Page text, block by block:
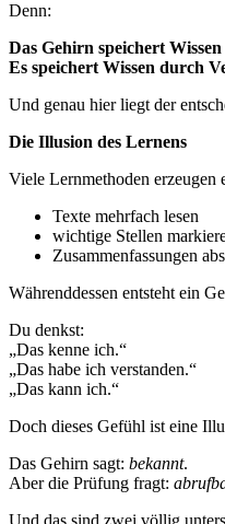
Denn:
Das Gehirn speichert
Es speichert Wissen durch
Und genau hier liegt der
Die Illusion des Lernens
Viele Lernmethoden erzeugen
Texte mehrfach lesen
wichtige Stellen
Zusammenfassungen
Währenddessen entsteht ein
Du denkst:
„Das kenne ich.“
„Das habe ich verstanden.“
„Das kann ich.“
Doch dieses Gefühl ist eine
Das Gehirn sagt: bekannt.
Aber die Prüfung fragt: